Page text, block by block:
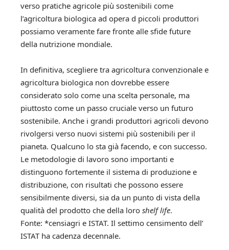
verso pratiche agricole più sostenibili come
l’agricoltura biologica ad opera d piccoli produttori
possiamo veramente fare fronte alle sfide future
della nutrizione mondiale.
In definitiva, scegliere tra agricoltura convenzionale e
agricoltura biologica non dovrebbe essere
considerato solo come una scelta personale, ma
piuttosto come un passo cruciale verso un futuro
sostenibile. Anche i grandi produttori agricoli devono
rivolgersi verso nuovi sistemi più sostenibili per il
pianeta. Qualcuno lo sta già facendo, e con successo.
Le metodologie di lavoro sono importanti e
distinguono fortemente il sistema di produzione e
distribuzione, con risultati che possono essere
sensibilmente diversi, sia da un punto di vista della
qualità del prodotto che della loro shelf life.
Fonte: *censiagri e ISTAT. Il settimo censimento dell’
ISTAT ha cadenza decennale.